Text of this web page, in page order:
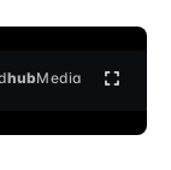
hubMedia